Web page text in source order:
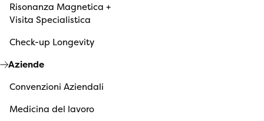
Risonanza Magnetica +
Visita Specialistica
Check-up Longevity
Aziende
Convenzioni Aziendali
Medicina del lavoro